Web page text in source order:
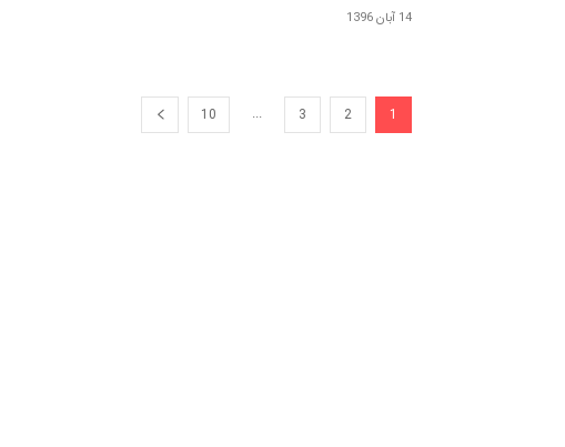
14 آبان 1396
1
2
3
...
10